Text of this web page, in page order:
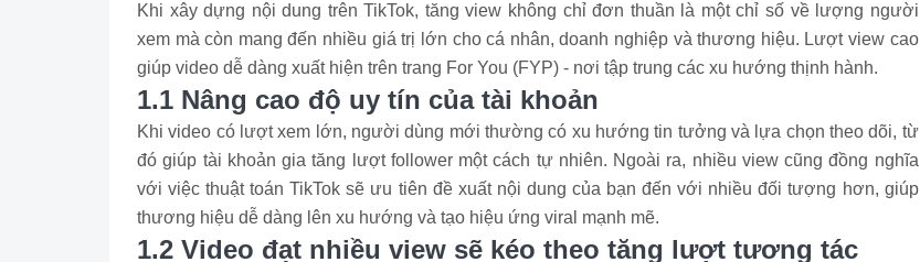
Khi xây dựng nội dung trên TikTok, tăng view không chỉ đơn thuần là một chỉ số về lượng người
xem mà còn mang đến nhiều giá trị lớn cho cá nhân, doanh nghiệp và thương hiệu. Lượt view cao
giúp video dễ dàng xuất hiện trên trang For You (FYP) - nơi tập trung các xu hướng thịnh hành.
1.1 Nâng cao độ uy tín của tài khoản
Khi video có lượt xem lớn, người dùng mới thường có xu hướng tin tưởng và lựa chọn theo dõi, từ
đó giúp tài khoản gia tăng lượt follower một cách tự nhiên. Ngoài ra, nhiều view cũng đồng nghĩa
với việc thuật toán TikTok sẽ ưu tiên đề xuất nội dung của bạn đến với nhiều đối tượng hơn, giúp
thương hiệu dễ dàng lên xu hướng và tạo hiệu ứng viral mạnh mẽ.
1.2 Video đạt nhiều view sẽ kéo theo tăng lượt tương tác